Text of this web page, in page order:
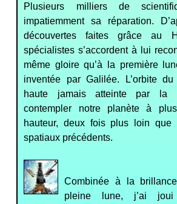
Plusieurs milliers de
impatiemment sa réparation.
découvertes faites grâce au
spécialistes s’accordent à lui
même gloire qu’à la première
inventée par Galilée. L’orbite
haute jamais atteinte par la
contempler notre planète à
hauteur, deux fois plus loin
spatiaux précédents.
Combinée à la
pleine lune, j’ai joui